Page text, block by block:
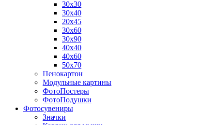
30х30
30х40
20х45
30х60
30х90
40х40
40х60
50х70
Пенокартон
Модульные картины
ФотоПостеры
ФотоПодушки
Фотоcувениры
Значки